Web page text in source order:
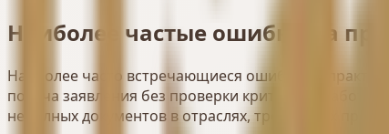
Наиболее частые ошибки на
Наиболее часто встречающиеся ошибки на
подача заявления без проверки критериев
неполных документов в отраслях, требующих